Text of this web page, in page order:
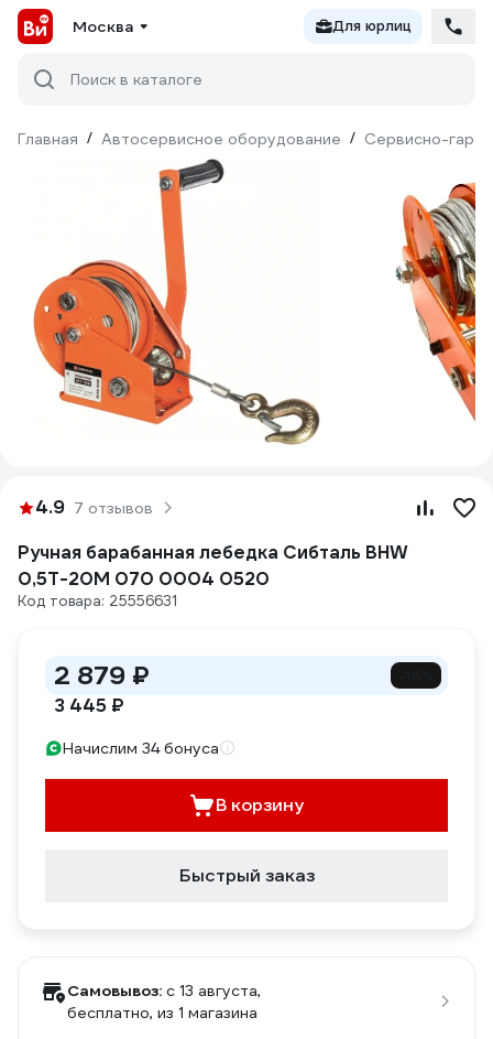
Москва Для юрлиц
Поиск в каталоге
Главная / Автосервисное оборудование / Сервисно-
4.9 7 отзывов
Ручная барабанная лебедка Сибталь BHW
0,5Т-20М 070 0004 0520
Код товара: 25556631
2 879 ₽
3 445 ₽
Начислим 34 бонуса
В корзину
Быстрый заказ
Самовывоз: c 13 августа,
бесплатно, из 1 магазина